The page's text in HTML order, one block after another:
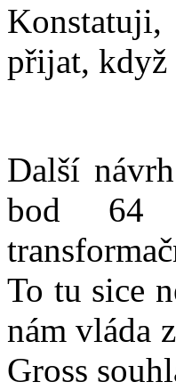
přijat, když
Další
bod 64
To tu sice
nám vláda
Gross